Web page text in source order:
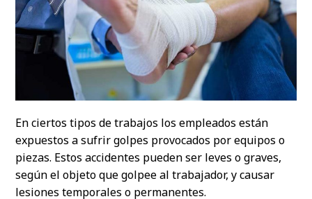
En ciertos tipos de trabajos los empleados están
expuestos a sufrir golpes provocados por equipos o
piezas. Estos accidentes pueden ser leves o graves,
según el objeto que golpee al trabajador, y causar
lesiones temporales o permanentes.